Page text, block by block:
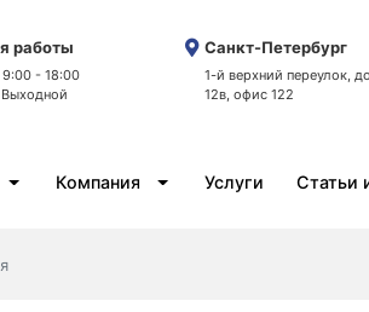
работы
9:00 - 18:00
Выходной
Санкт-Петербург
1-й верхний переулок,
12в, офис 122
Компания Услуги Статьи